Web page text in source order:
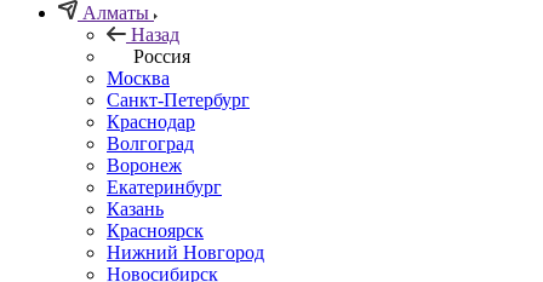
Алматы
Назад
Россия
Москва
Санкт-Петербург
Краснодар
Волгоград
Воронеж
Екатеринбург
Казань
Красноярск
Нижний Новгород
Новосибирск